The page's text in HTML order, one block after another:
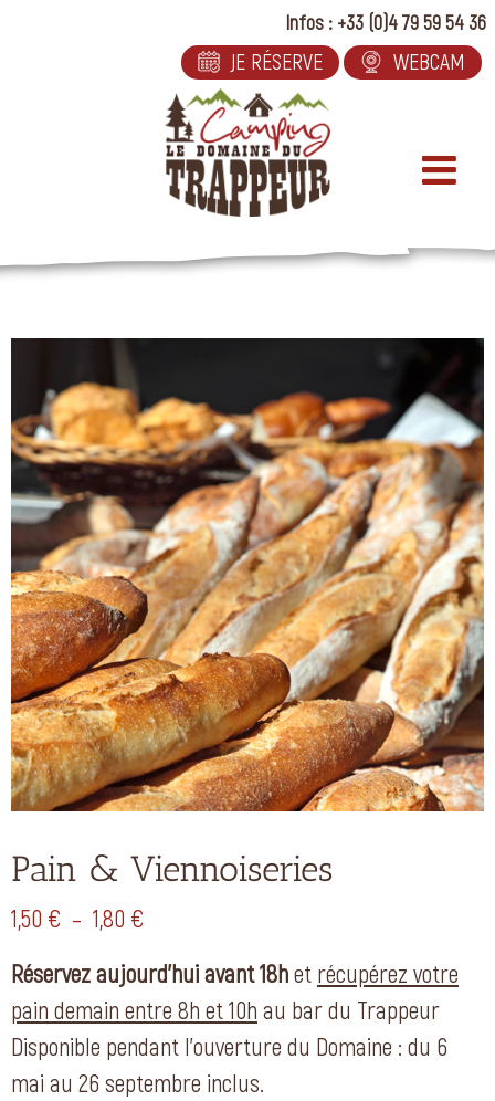
Infos : +33 (0)4 79 59 54 36
JE RÉSERVE WEBCAM
Pain & Viennoiseries
1,50 € – 1,80 €Plage
prix :
1,50 €
à
1,80 €
Réservez aujourd’hui avant 18het récupérez votre
pain demain entre 8h et 10h au bar du Trappeur
Disponible pendant l’ouverture du Domaine : du 6
mai au 26 septembre inclus.